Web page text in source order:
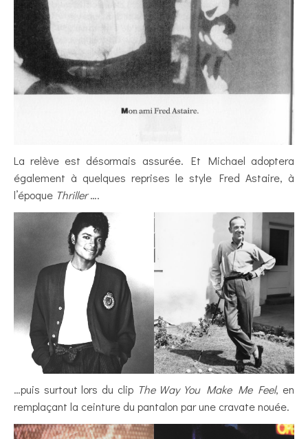
La relève est désormais assurée. Et Michael adoptera
également à quelques reprises le style Fred Astaire, à
l’époque Thriller….
…puis surtout lors du clip The Way You Make Me Feel, en
remplaçant la ceinture du pantalon par une cravate nouée.